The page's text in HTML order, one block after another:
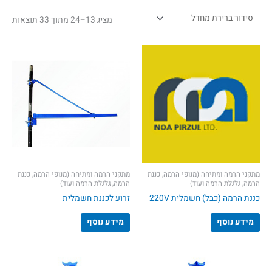
מציג 13–24 מתוך 33 תוצאות
מתקני הרמה ומתיחה (מנופי הרמה, כננת
הרמה, גלגלת הרמה ועוד)
כננת הרמה (כבל) חשמלית 220V
מידע נוסף
מתקני הרמה ומתיחה (מנופי הרמה, כננת
הרמה, גלגלת הרמה ועוד)
זרוע לכננת חשמלית
מידע נוסף